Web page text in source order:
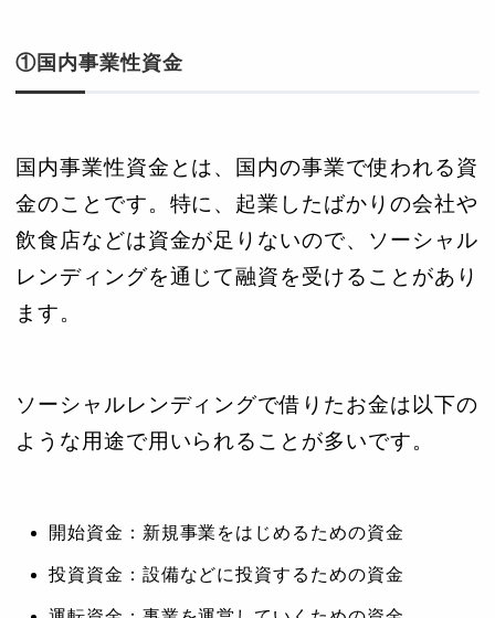
①国内事業性資金
国内事業性資金とは、国内の事業で使われる資
金のことです。特に、起業したばかりの会社や
飲食店などは資金が足りないので、ソーシャル
レンディングを通じて融資を受けることがあり
ます。
ソーシャルレンディングで借りたお金は以下の
ような用途で用いられることが多いです。
開始資金：新規事業をはじめるための資金
投資資金：設備などに投資するための資金